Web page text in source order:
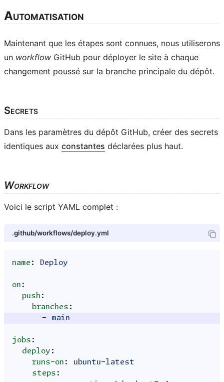
Automatisation
Maintenant que les étapes sont connues, nous utiliserons
un workflow GitHub pour déployer le site à chaque
changement poussé sur la branche principale du dépôt.
Secrets
Dans les paramètres du dépôt GitHub, créer des secrets
identiques aux constantes déclarées plus haut.
Workflow
Voici le script YAML complet :
.github/workflows/deploy.yml
name : Deploy
on :
push :
branches :
-
main
jobs :
deploy :
runs-on :
ubuntu-latest
steps :